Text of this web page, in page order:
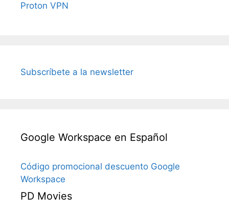
Proton VPN
Subscríbete a la newsletter
Google Workspace en Español
Código promocional descuento Google
Workspace
PD Movies